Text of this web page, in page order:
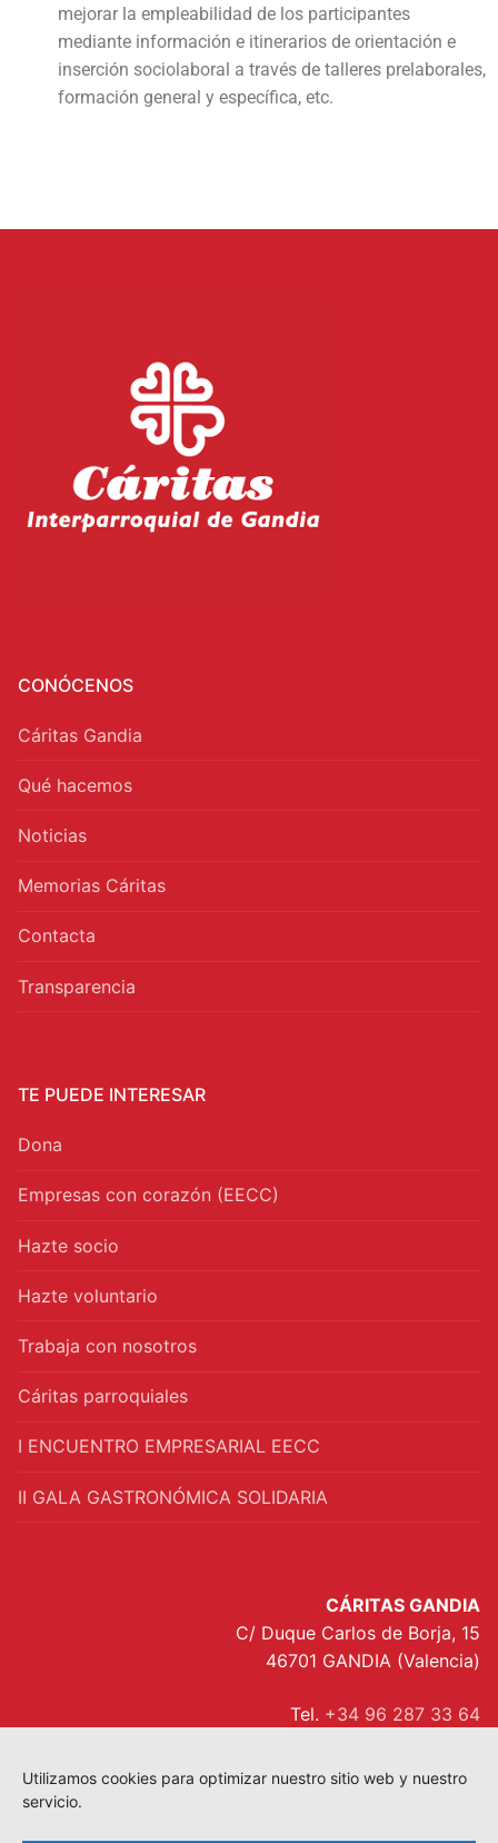
Utilizamos cookies para optimizar nuestro sitio web y nuestro
servicio.
mejorar la empleabilidad de los participantes
mediante información e itinerarios de orientación e
inserción sociolaboral a través de talleres prelaborales,
formación general y específica, etc.
CONÓCENOS
Cáritas Gandia
Qué hacemos
Noticias
Memorias Cáritas
Contacta
Transparencia
TE PUEDE INTERESAR
Dona
Empresas con corazón (EECC)
Hazte socio
Hazte voluntario
Trabaja con nosotros
Cáritas parroquiales
I ENCUENTRO EMPRESARIAL EECC
II GALA GASTRONÓMICA SOLIDARIA
CÁRITAS GANDIA
C/ Duque Carlos de Borja, 15
46701 GANDIA (Valencia)
Tel. +34 96 287 33 64